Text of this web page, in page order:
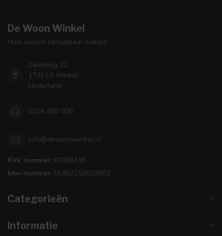
De Woon Winkel
Mooi wonen betaalbaar maken!
Zandwilg 22
1731 LS Winkel
Nederland
0224-850 926
info@dewoonwinkel.nl
KVK nummer: 67984495
btw-nummer: NL857253633B01
Categorieën
Informatie